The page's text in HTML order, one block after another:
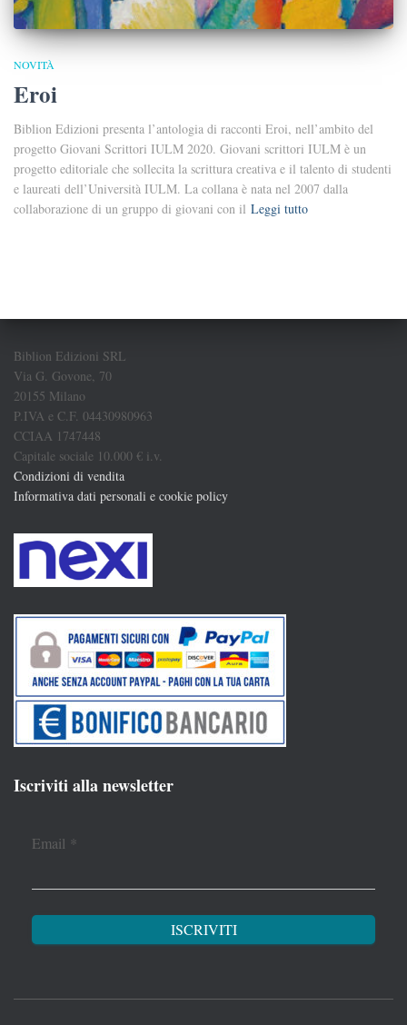
NOVITÀ
Eroi
Biblion Edizioni presenta l’antologia di racconti Eroi, nell’ambito del
progetto Giovani Scrittori IULM 2020. Giovani scrittori IULM è un
progetto editoriale che sollecita la scrittura creativa e il talento di studenti
e laureati dell’Università IULM. La collana è nata nel 2007 dalla
collaborazione di un gruppo di giovani con il Leggi tutto
Biblion Edizioni SRL
Via G. Govone, 70
20155 Milano
P.IVA e C.F. 04430980963
CCIAA 1747448
Capitale sociale 10.000 € i.v.
Condizioni di vendita
Informativa dati personali e cookie policy
Iscriviti alla newsletter
Email *